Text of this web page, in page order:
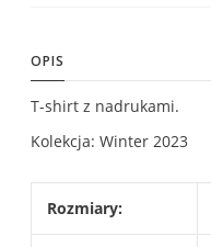
OPIS
T-shirt z nadrukami.
Kolekcja: Winter 2023
Rozmiary: